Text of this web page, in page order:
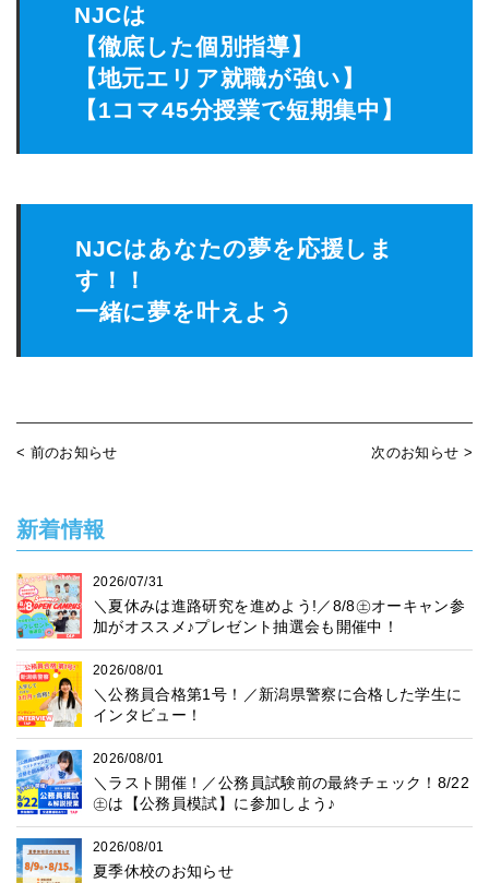
NJCは
【徹底した個別指導】
【地元エリア就職が強い】
【1コマ45分授業で短期集中】
NJCはあなたの夢を応援しま
す！！
一緒に夢を叶えよう
< 前のお知らせ 次のお知らせ >
新着情報
2026/07/31
＼夏休みは進路研究を進めよう!／8/8㊏オーキャン参
加がオススメ♪プレゼント抽選会も開催中！
2026/08/01
＼公務員合格第1号！／新潟県警察に合格した学生に
インタビュー！
2026/08/01
＼ラスト開催！／公務員試験前の最終チェック！8/22
㊏は【公務員模試】に参加しよう♪
2026/08/01
夏季休校のお知らせ